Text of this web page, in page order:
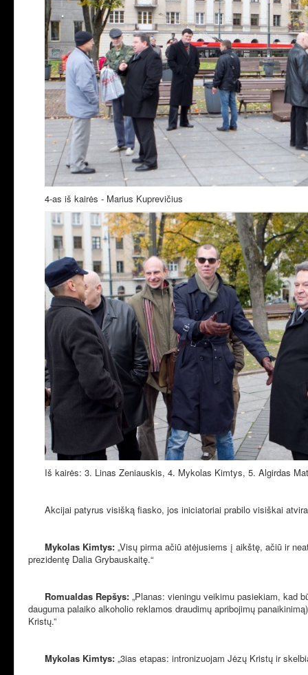
4-as iš kairės - Marius Kuprevičius
Iš kairės: 3. Linas Zeniauskis, 4. Mykolas Kimtys, 5. Algirdas
Akcijai patyrus visišką fiasko, jos iniciatoriai prabilo visiškai
Mykolas Kimtys: „Visų pirma ačiū atėjusiems į aikštę, ačiū ir
prezidentę Dalia Grybauskaitę.“
Romualdas Repšys: „Planas: vieningu veikimu pasiekiam, kad
dauguma palaiko alkoholio reklamos draudimų apribojimų
Kristų.”
Mykolas Kimtys: „3ias etapas: intronizuojam Jėzų Kristų ir